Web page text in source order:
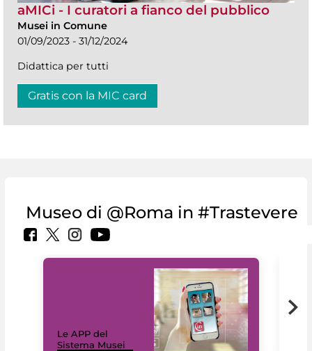
aMICi - I curatori a fianco del pubblico
Musei in Comune
01/09/2023 - 31/12/2024
Didattica per tutti
Gratis con la MIC card
Museo di @Roma in #Trastevere
Le APP del
Sistema Musei